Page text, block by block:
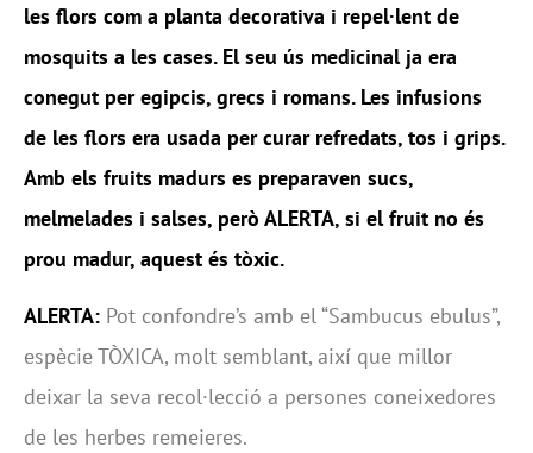
les flors com a planta decorativa i repel·lent de
mosquits a les cases. El seu ús medicinal ja era
conegut per egipcis, grecs i romans. Les infusions
de les flors era usada per curar refredats, tos i grips.
Amb els fruits madurs es preparaven sucs,
melmelades i salses, però ALERTA, si el fruit no és
prou madur, aquest és tòxic.
ALERTA: Pot confondre’s amb el “Sambucus ebulus”,
espècie TÒXICA, molt semblant, així que millor
deixar la seva recol·lecció a persones coneixedores
de les herbes remeieres.